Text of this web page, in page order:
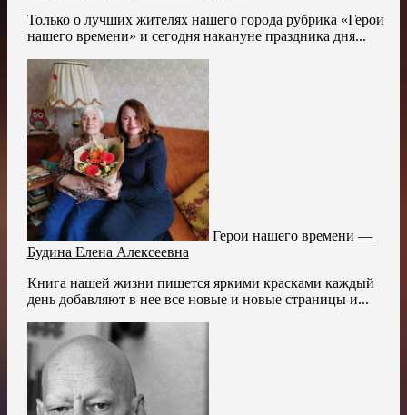
Только о лучших жителях нашего города рубрика «Герои
нашего времени» и сегодня накануне праздника дня...
Герои нашего времени —
Будина Елена Алексеевна
Книга нашей жизни пишется яркими красками каждый
день добавляют в нее все новые и новые страницы и...